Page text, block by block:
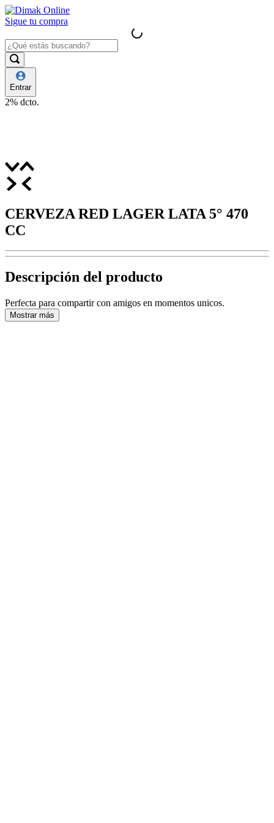
Sigue tu compra
Entrar
2% dcto.
CERVEZA RED LAGER LATA 5° 470
CC
Descripción del producto
Perfecta para compartir con amigos en momentos unicos.
Mostrar más